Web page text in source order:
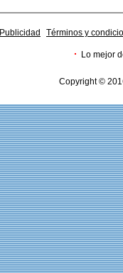
Publicidad Términos y
· Lo mejor
Copyright ©